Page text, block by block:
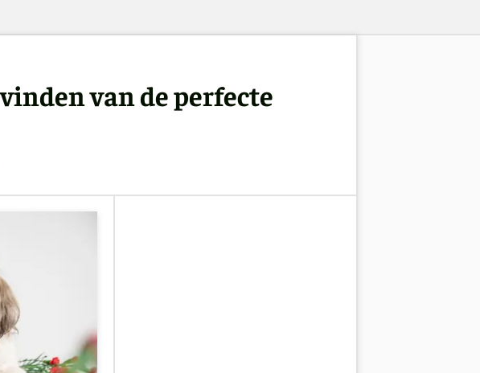
van de perfecte